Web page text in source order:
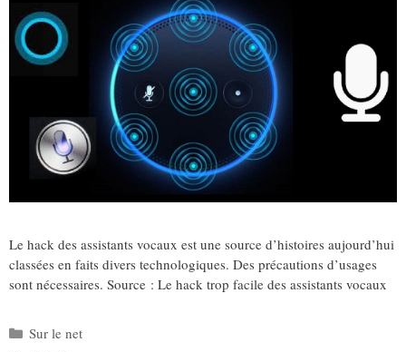
Le hack des assistants vocaux est une source d’histoires aujourd’hui
classées en faits divers technologiques. Des précautions d’usages
sont nécessaires. Source : Le hack trop facile des assistants vocaux
Catégories
Sur le net